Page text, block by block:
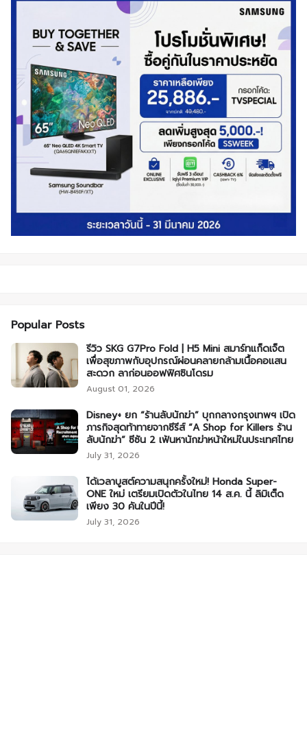
Popular Posts
รีวิว SKG G7Pro Fold | H5 Mini สมาร์ทแก็ดเจ็ต
เพื่อสุขภาพกับอุปกรณ์ผ่อนคลายกล้ามเนื้อคอแสน
สะดวก ลาก่อนออฟฟิศซินโดรม
August 01, 2026
Disney+ ยก “ร้านลับนักฆ่า” บุกกลางกรุงเทพฯ เปิด
ภารกิจสุดท้าทายจากซีรีส์ “A Shop for Killers ร้าน
ลับนักฆ่า” ซีซัน 2 เฟ้นหานักฆ่าหน้าใหม่ในประเทศไทย
July 31, 2026
ได้เวลาบูสต์ความสนุกครั้งใหม่! Honda Super-
ONE ใหม่ เตรียมเปิดตัวในไทย 14 ส.ค. นี้ ลิมิเต็ด
เพียง 30 คันในปีนี้!
July 31, 2026